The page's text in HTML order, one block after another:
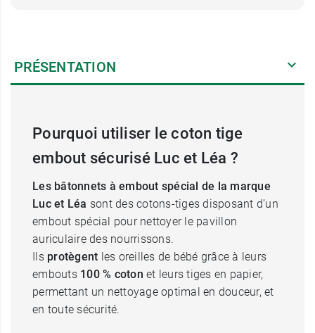
PRÉSENTATION
Pourquoi utiliser le coton tige
embout sécurisé Luc et Léa ?
Les bâtonnets à embout spécial de la marque
Luc et Léa sont des cotons-tiges disposant d’un
embout spécial pour nettoyer le pavillon
auriculaire des nourrissons.
Ils protègent les oreilles de bébé grâce à leurs
embouts 100 % coton et leurs tiges en papier,
permettant un nettoyage optimal en douceur, et
en toute sécurité.